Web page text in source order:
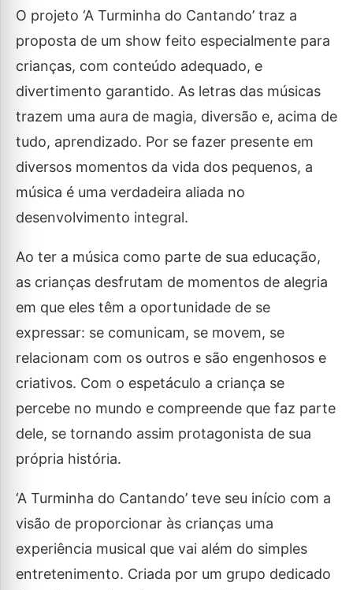
O projeto ‘A Turminha do Cantando’ traz a
proposta de um show feito especialmente para
crianças, com conteúdo adequado, e
divertimento garantido. As letras das músicas
trazem uma aura de magia, diversão e, acima de
tudo, aprendizado. Por se fazer presente em
diversos momentos da vida dos pequenos, a
música é uma verdadeira aliada no
desenvolvimento integral.
Ao ter a música como parte de sua educação,
as crianças desfrutam de momentos de alegria
em que eles têm a oportunidade de se
expressar: se comunicam, se movem, se
relacionam com os outros e são engenhosos e
criativos. Com o espetáculo a criança se
percebe no mundo e compreende que faz parte
dele, se tornando assim protagonista de sua
própria história.
‘A Turminha do Cantando’ teve seu início com a
visão de proporcionar às crianças uma
experiência musical que vai além do simples
entretenimento. Criada por um grupo dedicado